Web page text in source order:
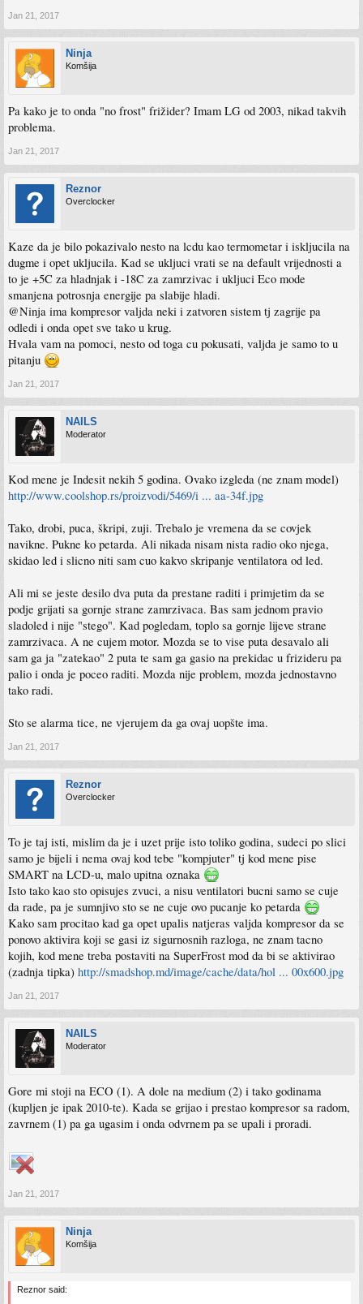
Jan 21, 2017
Ninja
Komšija
Pa kako je to onda "no frost" frižider? Imam LG od 2003, nikad takvih
problema.
Jan 21, 2017
Reznor
Overclocker
Kaze da je bilo pokazivalo nesto na lcdu kao termometar i iskljucila na
dugme i opet ukljucila. Kad se ukljuci vrati se na default vrijednosti a
to je +5C za hladnjak i -18C za zamrzivac i ukljuci Eco mode
smanjena potrosnja energije pa slabije hladi.
@Ninja ima kompresor valjda neki i zatvoren sistem tj zagrije pa
odledi i onda opet sve tako u krug.
Hvala vam na pomoci, nesto od toga cu pokusati, valjda je samo to u
pitanju
Jan 21, 2017
NAILS
Moderator
Kod mene je Indesit nekih 5 godina. Ovako izgleda (ne znam model)
http://www.coolshop.rs/proizvodi/5469/i ... aa-34f.jpg
Tako, drobi, puca, škripi, zuji. Trebalo je vremena da se covjek
navikne. Pukne ko petarda. Ali nikada nisam nista radio oko njega,
skidao led i slicno niti sam cuo kakvo skripanje ventilatora od led.
Ali mi se jeste desilo dva puta da prestane raditi i primjetim da se
podje grijati sa gornje strane zamrzivaca. Bas sam jednom pravio
sladoled i nije "stego". Kad pogledam, toplo sa gornje lijeve strane
zamrzivaca. A ne cujem motor. Mozda se to vise puta desavalo ali
sam ga ja "zatekao" 2 puta te sam ga gasio na prekidac u frizideru pa
palio i onda je poceo raditi. Mozda nije problem, mozda jednostavno
tako radi.
Sto se alarma tice, ne vjerujem da ga ovaj uopšte ima.
Jan 21, 2017
Reznor
Overclocker
To je taj isti, mislim da je i uzet prije isto toliko godina, sudeci po slici
samo je bijeli i nema ovaj kod tebe "kompjuter" tj kod mene pise
SMART na LCD-u, malo upitna oznaka
Isto tako kao sto opisujes zvuci, a nisu ventilatori bucni samo se cuje
da rade, pa je sumnjivo sto se ne cuje ovo pucanje ko petarda
Kako sam procitao kad ga opet upalis natjeras valjda kompresor da se
ponovo aktivira koji se gasi iz sigurnosnih razloga, ne znam tacno
kojih, kod mene treba postaviti na SuperFrost mod da bi se aktivirao
(zadnja tipka) http://smadshop.md/image/cache/data/hol ... 00x600.jpg
Jan 21, 2017
NAILS
Moderator
Gore mi stoji na ECO (1). A dole na medium (2) i tako godinama
(kupljen je ipak 2010-te). Kada se grijao i prestao kompresor sa radom,
zavrnem (1) pa ga ugasim i onda odvrnem pa se upali i proradi.
Jan 21, 2017
Ninja
Komšija
Reznor said: